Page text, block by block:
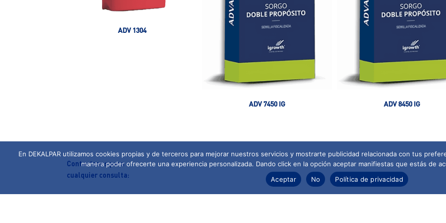
ADV 1304
ADV 7450 IG ADV 8450 IG
Contactanos para
cualquier consulta:
En DEKALPAR utilizamos cookies propias y de terceros para mejorar nuestros servicios y mostrarte publicidad relacionada con tus
manera poder ofrecerte una experiencia personalizada. Dando click en la opción aceptar manifiestas que estás de
Aceptar
No Política de privacidad